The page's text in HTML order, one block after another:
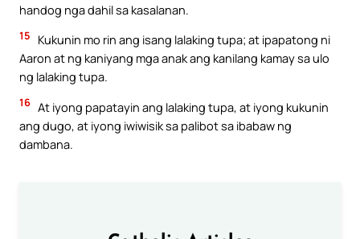
handog nga dahil sa kasalanan.
15
Kukunin mo rin ang isang lalaking tupa; at ipapatong ni
Aaron at ng kaniyang mga anak ang kanilang kamay sa ulo
ng lalaking tupa.
16 At iyong papatayin ang lalaking tupa, at iyong kukunin
ang dugo, at iyong iwiwisik sa palibot sa ibabaw ng
dambana.